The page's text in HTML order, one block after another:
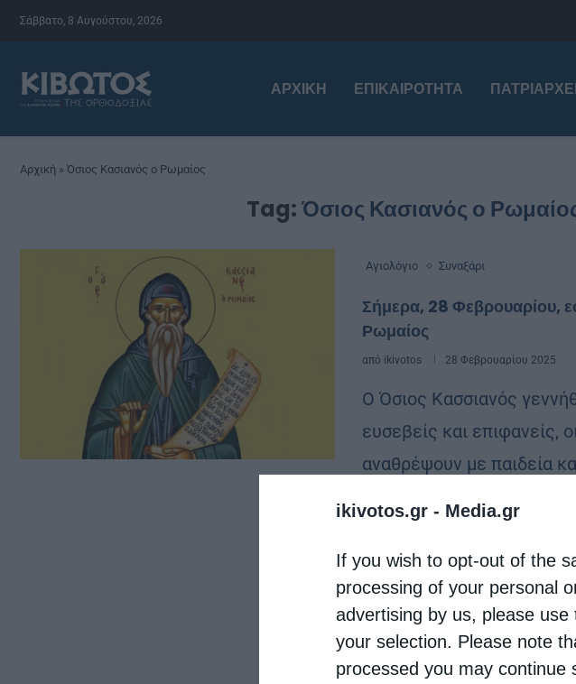
ikivotos.gr - Media.gr
If you wish to opt-out of the
processing of your personal
advertising by us, please
your selection. Please note
processed you may continue
Σάββατο, 8 Αυγούστου, 2026
ΑΡΧΙΚΉ ΕΠΙΚΑΙΡΌΤΗΤΑ
Αρχική » Όσιος Κασιανός ο Ρωμαίος
Tag:Όσιος Κασιανός ο
Αγιολόγιο Συναξάρι
Σήμερα, 28 Φεβρουαρίου,
Ρωμαίος
από ikivotos 28 Φεβρουαρίου 2025
Ο Όσιος Κασσιανός
ευσεβείς και επιφανείς,
αναθρέψουν με παιδεία